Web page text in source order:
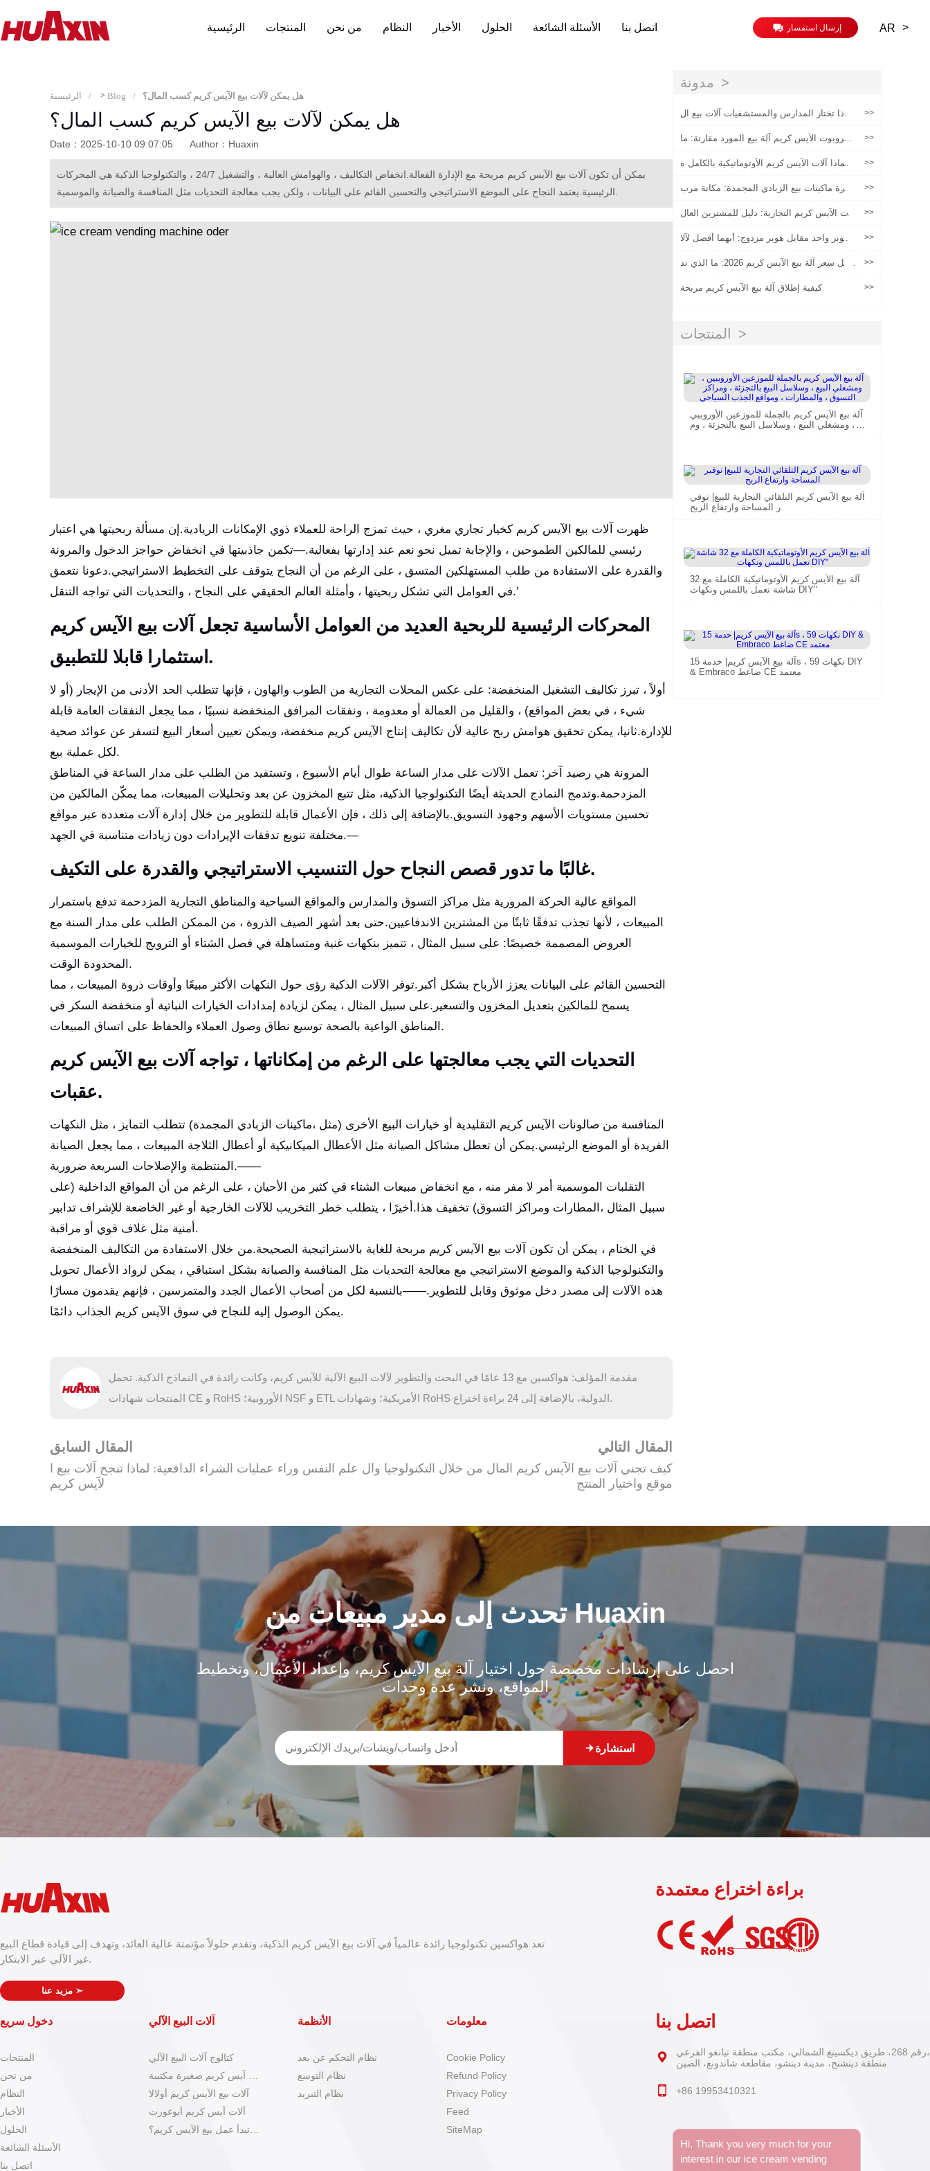
الرئيسية المنتجات من نحن النظام الأخبار الحلول الأسئلة الشائعة اتصل بنا إرسال استفسار AR >
الرئيسية > Blog هل يمكن لآلات بيع الآيس كريم كسب المال؟
هل يمكن لآلات بيع الآيس كريم كسب المال؟
Date：2025-10-10 09:07:05 Author：Huaxin
يمكن أن تكون آلات بيع الآيس كريم مربحة مع الإدارة الفعالة.انخفاض التكاليف ، والهوامش العالية ، والتشغيل 24/7 ، والتكنولوجيا الذكية هي المحركات
ظهرت آلات بيع الآيس كريم كخيار تجاري مغري ، حيث تمزج الراحة للعملاء ذوي الإمكانات الريادية.إن مسألة ربحيتها هي اعتبار
رئيسي للمالكين الطموحين ، والإجابة تميل نحو نعم عند إدارتها بفعالية.—تكمن جاذبيتها في انخفاض حواجز الدخول والمرونة
والقدرة على الاستفادة من طلب المستهلكين المتسق ، على الرغم من أن النجاح يتوقف على التخطيط الاستراتيجي.دعونا نتعمق
في العوامل التي تشكل ربحيتها ، وأمثلة العالم الحقيقي على النجاح ، والتحديات التي تواجه التنقل.’
المحركات الرئيسية للربحية العديد من العوامل الأساسية تجعل آلات بيع الآيس كريم
استثمارا قابلا للتطبيق.
أولاً ، تبرز تكاليف التشغيل المنخفضة: على عكس المحلات التجارية من الطوب والهاون ، فإنها تتطلب الحد الأدنى من الإيجار (أو لا
شيء ، في بعض المواقع) ، والقليل من العمالة أو معدومة ، ونفقات المرافق المنخفضة نسبيًا ، مما يجعل النفقات العامة قابلة
للإدارة.ثانيا، يمكن تحقيق هوامش ربح عالية لأن تكاليف إنتاج الآيس كريم منخفضة، ويمكن تعيين أسعار البيع لتسفر عن عوائد صحية
لكل عملية بيع.
المرونة هي رصيد آخر: تعمل الآلات على مدار الساعة طوال أيام الأسبوع ، وتستفيد من الطلب على مدار الساعة في المناطق
المزدحمة.وتدمج النماذج الحديثة أيضًا التكنولوجيا الذكية، مثل تتبع المخزون عن بعد وتحليلات المبيعات، مما يمكّن المالكين من
تحسين مستويات الأسهم وجهود التسويق.بالإضافة إلى ذلك ، فإن الأعمال قابلة للتطوير من خلال إدارة آلات متعددة عبر مواقع
مختلفة تنويع تدفقات الإيرادات دون زيادات متناسبة في الجهد.—
غالبًا ما تدور قصص النجاح حول التنسيب الاستراتيجي والقدرة على التكيف.
المواقع عالية الحركة المرورية مثل مراكز التسوق والمدارس والمواقع السياحية والمناطق التجارية المزدحمة تدفع باستمرار
المبيعات ، لأنها تجذب تدفقًا ثابتًا من المشترين الاندفاعيين.حتى بعد أشهر الصيف الذروة ، من الممكن الطلب على مدار السنة مع
العروض المصممة خصيصًا: على سبيل المثال ، تتميز بنكهات غنية ومتساهلة في فصل الشتاء أو الترويج للخيارات الموسمية
المحدودة الوقت.
التحسين القائم على البيانات يعزز الأرباح بشكل أكبر.توفر الآلات الذكية رؤى حول النكهات الأكثر مبيعًا وأوقات ذروة المبيعات ، مما
يسمح للمالكين بتعديل المخزون والتسعير.على سبيل المثال ، يمكن لزيادة إمدادات الخيارات النباتية أو منخفضة السكر في
المناطق الواعية بالصحة توسيع نطاق وصول العملاء والحفاظ على اتساق المبيعات.
التحديات التي يجب معالجتها على الرغم من إمكاناتها ، تواجه آلات بيع الآيس كريم
عقبات.
المنافسة من صالونات الآيس كريم التقليدية أو خيارات البيع الأخرى (مثل ،ماكينات الزبادي المجمدة) تتطلب التمايز ، مثل النكهات
الفريدة أو الموضع الرئيسي.يمكن أن تعطل مشاكل الصيانة مثل الأعطال الميكانيكية أو أعطال الثلاجة المبيعات ، مما يجعل الصيانة
المنتظمة والإصلاحات السريعة ضرورية.——
التقلبات الموسمية أمر لا مفر منه ، مع انخفاض مبيعات الشتاء في كثير من الأحيان ، على الرغم من أن المواقع الداخلية (على
سبيل المثال ،المطارات ومراكز التسوق) تخفيف هذا.أخيرًا ، يتطلب خطر التخريب للآلات الخارجية أو غير الخاضعة للإشراف تدابير
أمنية مثل غلاف قوي أو مراقبة.
في الختام ، يمكن أن تكون آلات بيع الآيس كريم مربحة للغاية بالاستراتيجية الصحيحة.من خلال الاستفادة من التكاليف المنخفضة
والتكنولوجيا الذكية والموضع الاستراتيجي مع معالجة التحديات مثل المنافسة والصيانة بشكل استباقي ، يمكن لرواد الأعمال تحويل
هذه الآلات إلى مصدر دخل موثوق وقابل للتطوير.——بالنسبة لكل من أصحاب الأعمال الجدد والمتمرسين ، فإنهم يقدمون مسارًا
يمكن الوصول إليه للنجاح في سوق الآيس كريم الجذاب دائمًا.
مقدمة المؤلف: هواكسين مع 13 عامًا في البحث والتطوير لآلات البيع الآلية للآيس كريم، وكانت رائدة في النماذج الذكية. تحمل
المنتجات شهادات CE و RoHS الأوروبية؛ NSF و ETL الأمريكية؛ وشهادات RoHS الدولية، بالإضافة إلى 24 براءة اختراع.
المقال السابق
علم النفس وراء عمليات الشراء الدافعية: لماذا تنجح آلات بيع ا
لآيس كريم
المقال التالي
كيف تجني آلات بيع الآيس كريم المال من خلال التكنولوجيا وال
موقع واختيار المنتج
مدونة
لماذا تختار المدارس والمستشفيات آلات بيع ال
>>
الروبوت الآيس كريم آلة بيع المورد مقارنة: ما
>>
لماذا آلات الآيس كريم الأوتوماتيكية بالكامل ه
>>
تجارة ماكينات بيع الزبادي المجمدة: مكانة مرب
>>
آلات الآيس كريم التجارية: دليل للمشترين العال
طوارئ وتعزيز الربح
>>
هوبر واحد مقابل هوبر مزدوج: أيهما أفضل لآلا
>>
دليل سعر آلة بيع الآيس كريم 2026: ما الذي تد
>>
كيفية إطلاق آلة بيع الآيس كريم مربحة >>
المنتجات
آلة بيع الآيس كريم بالجملة للموزعين الأوروبيي
ن ، ومشغلي البيع ، وسلاسل البيع بالتجزئة ، وم
آلة بيع الآيس كريم التلقائي التجارية للبيع| توفي
ر المساحة وارتفاع الربح
آلة بيع الآيس كريم الأوتوماتيكية الكاملة مع 32
شاشة تعمل باللمس ونكهات DIY"
آلة بيع الآيس كريم| خدمة 15s ، 59 نكهات DIY
& Embraco ضاغط CE معتمد
تحدث إلى مدير مبيعات من Huaxin
احصل على إرشادات مخصصة حول اختيار آلة بيع الآيس كريم، وإعداد الأعمال، وتخطيط
المواقع، ونشر عدة وحدات
استشارة
تعد هواكسين تكنولوجيا رائدة عالمياً في آلات بيع الآيس كريم الذكية، وتقدم حلولاً مؤتمتة عالية العائد، وتهدف إلى قيادة قطاع البيع
غير الآلي عبر الابتكار.
➣
دخول سريع
المنتجات
من نحن
النظام
الأخبار
الحلول
الأسئلة الشائعة
اتصل بنا
آلات البيع الآلي
كتالوج آلات البيع الآلي
آلات بيع الآيس كريم أولالا
آلات آيس كريم أيوغورت
الأنظمة
نظام التحكم عن بعد
نظام التوسع
نظام التبريد
معلومات
Cookie Policy
Refund Policy
Privacy Policy
Feed
SiteMap
براءة اختراع معتمدة
اتصل بنا
رقم 268، طريق ديكسينغ الشمالي، مكتب منطقة تيانغو الفرعي،
منطقة ديتشنج، مدينة ديتشو، مقاطعة شاندونغ، الصين
+86 19953410321
Hi, Thank you very much for your
interest in our ice cream vending